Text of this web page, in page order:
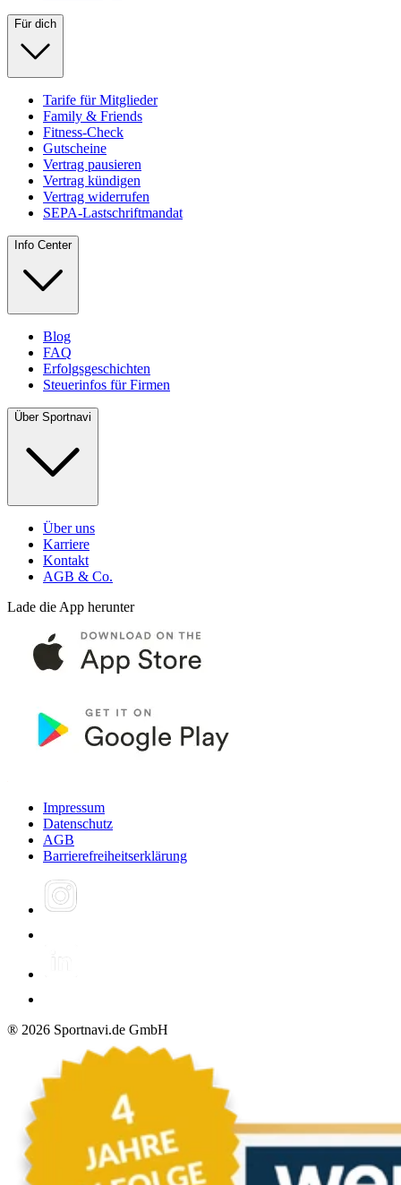
Für dich
Tarife für Mitglieder
Family & Friends
Fitness-Check
Gutscheine
Vertrag pausieren
Vertrag kündigen
Vertrag widerrufen
SEPA-Lastschriftmandat
Info Center
Blog
FAQ
Erfolgsgeschichten
Steuerinfos für Firmen
Über Sportnavi
Über uns
Karriere
Kontakt
AGB & Co.
Lade die App herunter
Impressum
Datenschutz
AGB
Barrierefreiheitserklärung
® 2026 Sportnavi.de GmbH